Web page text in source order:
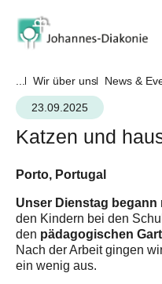
... Wir über uns News &
23.09.2025
Katzen und
Porto, Portugal
Unser Dienstag begann
den Kindern bei den
den pädagogischen
Nach der Arbeit gingen
ein wenig aus.